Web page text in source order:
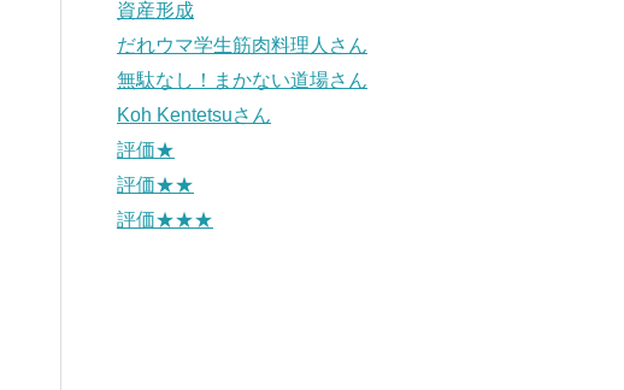
資産形成
だれウマ学生筋肉料理人さん
無駄なし！まかない道場さん
Koh Kentetsuさん
評価★
評価★★
評価★★★